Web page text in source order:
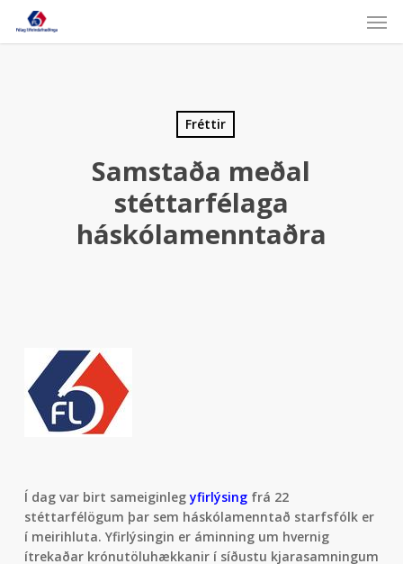
main
Fréttir
Samstaða meðal
stéttarfélaga
háskólamenntaðra
Í dag var birt sameiginlegyfirlýsingfrá 22
stéttarfélögum þar sem háskólamenntað starfsfólk er
í meirihluta. Yfirlýsingin er áminning um hvernig
ítrekaðar krónutöluhækkanir í síðustu kjarasamningum